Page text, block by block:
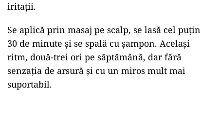
iritații.
Se aplică prin masaj pe scalp, se lasă cel puțin
30 de minute și se spală cu șampon. Același
ritm, două-trei ori pe săptămână, dar fără
senzația de arsură și cu un miros mult mai
suportabil.